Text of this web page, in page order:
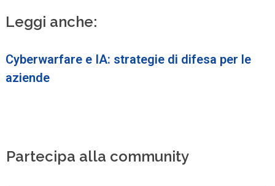
Leggi anche:
Cyberwarfare e IA: strategie di difesa per le
aziende
Partecipa alla community